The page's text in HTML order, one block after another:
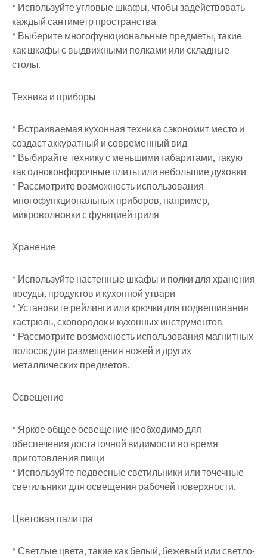
* Используйте угловые шкафы, чтобы задействовать
каждый сантиметр пространства.
* Выберите многофункциональные предметы, такие
как шкафы с выдвижными полками или складные
столы.
Техника и приборы
* Встраиваемая кухонная техника сэкономит место и
создаст аккуратный и современный вид.
* Выбирайте технику с меньшими габаритами, такую
как одноконфорочные плиты или небольшие духовки.
* Рассмотрите возможность использования
многофункциональных приборов, например,
микроволновки с функцией гриля.
Хранение
* Используйте настенные шкафы и полки для хранения
посуды, продуктов и кухонной утвари.
* Установите рейлинги или крючки для подвешивания
кастрюль, сковородок и кухонных инструментов.
* Рассмотрите возможность использования магнитных
полосок для размещения ножей и других
металлических предметов.
Освещение
* Яркое общее освещение необходимо для
обеспечения достаточной видимости во время
приготовления пищи.
* Используйте подвесные светильники или точечные
светильники для освещения рабочей поверхности.
Цветовая палитра
* Светлые цвета, такие как белый, бежевый или светло-